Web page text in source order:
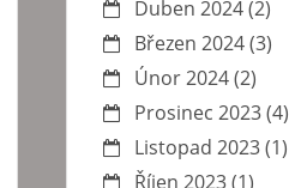
Duben 2024(2)
Březen 2024(3)
Únor 2024(2)
Prosinec 2023(4)
Listopad 2023(1)
Říjen 2023(1)